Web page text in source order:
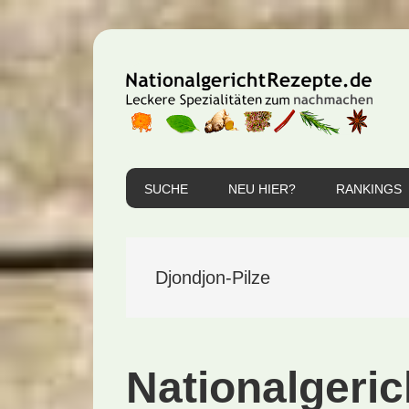
Hauptnavigation
SUCHE NEU HIER? RANKINGS
Djondjon-Pilze